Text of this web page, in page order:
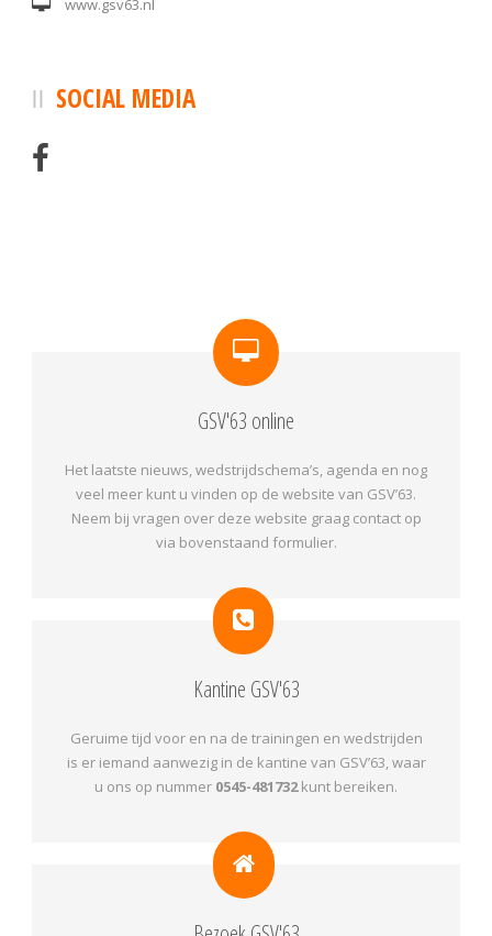
www.gsv63.nl
SOCIAL MEDIA
GSV'63 online
Het laatste nieuws, wedstrijdschema’s, agenda en nog
veel meer kunt u vinden op de website van GSV’63.
Neem bij vragen over deze website graag contact op
via bovenstaand formulier.
Kantine GSV'63
Geruime tijd voor en na de trainingen en wedstrijden
is er iemand aanwezig in de kantine van GSV’63, waar
u ons op nummer 0545-481732kunt bereiken.